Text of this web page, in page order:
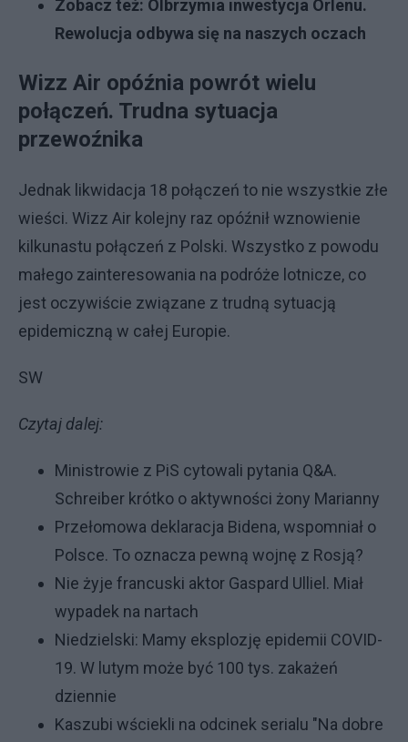
Zobacz też: Olbrzymia inwestycja Orlenu.
Rewolucja odbywa się na naszych oczach
Wizz Air opóźnia powrót wielu
połączeń. Trudna sytuacja
przewoźnika
Jednak likwidacja 18 połączeń to nie wszystkie złe
wieści. Wizz Air kolejny raz opóźnił wznowienie
kilkunastu połączeń z Polski. Wszystko z powodu
małego zainteresowania na podróże lotnicze, co
jest oczywiście związane z trudną sytuacją
epidemiczną w całej Europie.
SW
Czytaj dalej:
Ministrowie z PiS cytowali pytania Q&A.
Schreiber krótko o aktywności żony Marianny
Przełomowa deklaracja Bidena, wspomniał o
Polsce. To oznacza pewną wojnę z Rosją?
Nie żyje francuski aktor Gaspard Ulliel. Miał
wypadek na nartach
Niedzielski: Mamy eksplozję epidemii COVID-
19. W lutym może być 100 tys. zakażeń
dziennie
Kaszubi wściekli na odcinek serialu "Na dobre